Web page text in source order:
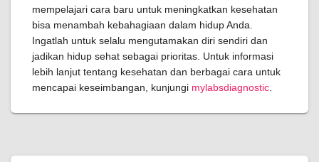
mempelajari cara baru untuk meningkatkan kesehatan
bisa menambah kebahagiaan dalam hidup Anda.
Ingatlah untuk selalu mengutamakan diri sendiri dan
jadikan hidup sehat sebagai prioritas. Untuk informasi
lebih lanjut tentang kesehatan dan berbagai cara untuk
mencapai keseimbangan, kunjungi mylabsdiagnostic